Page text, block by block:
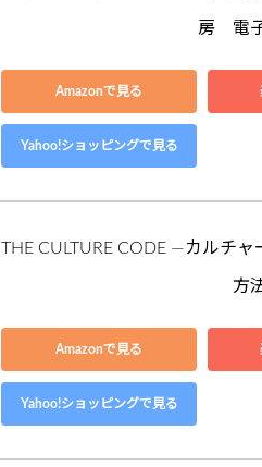
房　電
Amazonで見る
Yahoo!ショッピングで見る
THE CULTURE CODE ―カルチ
方
Amazonで見る
Yahoo!ショッピングで見る